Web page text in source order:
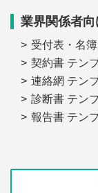
業界関係者
受付表・名
契約書 テン
連絡網 テン
診断書 テン
報告書 テン